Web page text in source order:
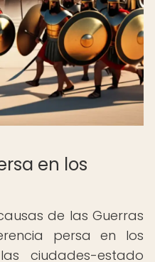
en los
de las Guerras
persa en los
ciudades-estado